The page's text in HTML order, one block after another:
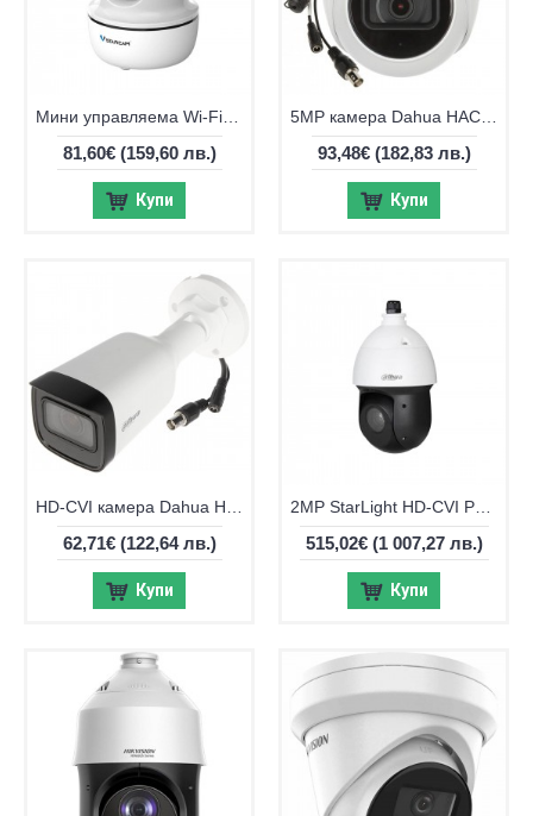
81,60€(159,60 лв.)
Купи
93,48€(182,83 лв.)
Купи
62,71€(122,64 лв.)
Купи
515,02€(1 007,27 лв.)
Купи